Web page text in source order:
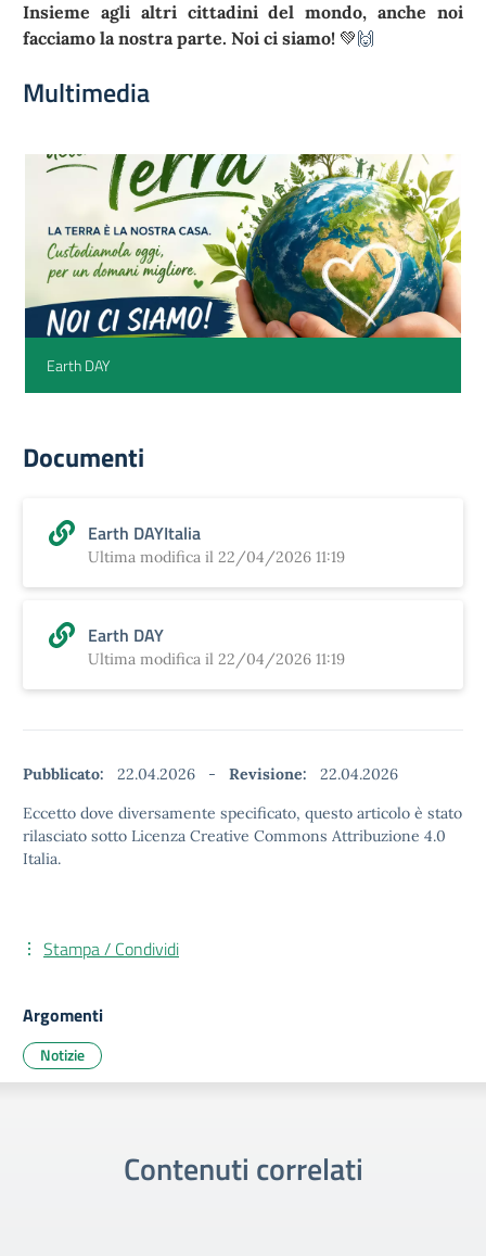
Insieme agli altri cittadini del mondo, anche noi
facciamo la nostra parte. Noi ci siamo! 💚🙌
Multimedia
Earth DAY
Documenti
Earth DAYItalia
Ultima modifica il 22/04/2026 11:19
Earth DAY
Ultima modifica il 22/04/2026 11:19
Pubblicato: 22.04.2026 - Revisione:
22.04.2026
Eccetto dove diversamente specificato, questo articolo è stato
rilasciato sotto Licenza Creative Commons Attribuzione 4.0
Italia.
Stampa / Condividi
Argomenti
Notizie
Contenuti correlati